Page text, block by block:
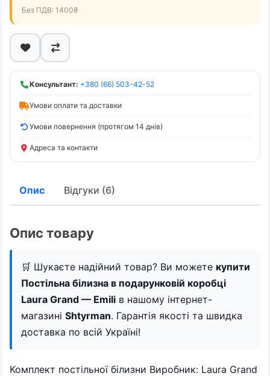
Без ПДВ: 1400₴
Консультант: +380 (66) 503-42-52
Умови оплати та доставки
Умови повернення (протягом 14 днів)
Адреса та контакти
Опис Відгуки (6)
Опис товару
🛒 Шукаєте надійний товар? Ви можете купити
Постільна білизна в подарунковій коробці
Laura Grand — Emili в нашому інтернет-
магазині Shtyrman. Гарантія якості та швидка
доставка по всій Україні!
Комплект постільної білизни Виробник: Laura Grand